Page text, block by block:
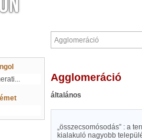
... Agglomeráció
általános
„összecsomósodás” : a
kialakuló nagyobb